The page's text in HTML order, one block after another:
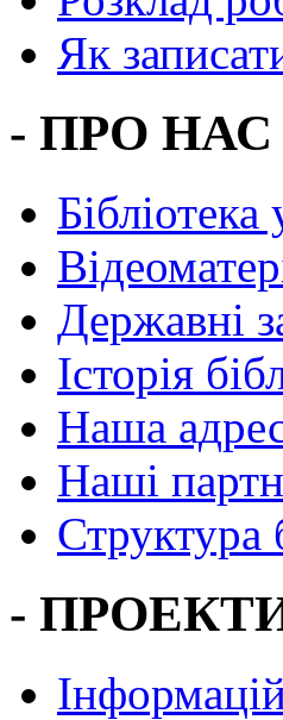
Як
- ПРО НАС
Державні
Історія
Наша
Наші
Структура
-